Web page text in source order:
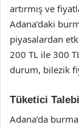
artırmış ve
Adana’daki
piyasalardan
200 TL ile 300
durum, bilezik
Tüketici
Adana’da